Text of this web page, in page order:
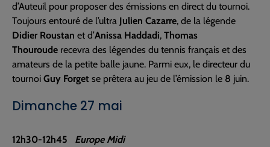
d’Auteuil pour proposer des émissions en direct du tournoi.
Toujours entouré de l’ultra Julien Cazarre, de la légende
Didier Roustan et d’Anissa Haddadi, Thomas
Thouroude recevra des légendes du tennis français et des
amateurs de la petite balle jaune. Parmi eux, le directeur du
tournoi Guy Forget se prêtera au jeu de l’émission le 8 juin.
Dimanche 27 mai
12h30-12h45 Europe Midi